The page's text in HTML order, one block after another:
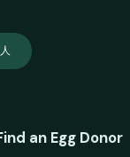
an Egg Donor